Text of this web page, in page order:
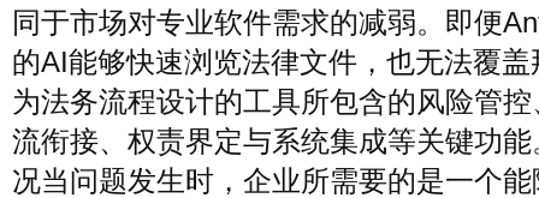
同于市场对专业软件需求的减弱。即便
的AI能够快速浏览法律文件，也无法覆盖
为法务流程设计的工具所包含的风险管
流衔接、权责界定与系统集成等关键功
况当问题发生时，企业所需要的是一个